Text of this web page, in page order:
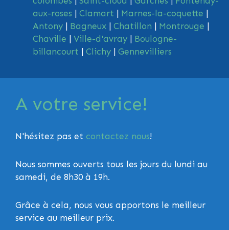
aux-roses |Clamart | Marnes-la-coquette |
Antony | Bagneux |Chatillon | Montrouge |
Chaville |Ville-d'avray | Boulogne-
billancourt |Clichy |Gennevilliers
A votre service!
N'hésitez pas et contactez nous!
Nous sommes ouverts tous les jours du lundi au
samedi, de 8h30 à 19h.
Grâce à cela, nous vous apportons le meilleur
service au meilleur prix.